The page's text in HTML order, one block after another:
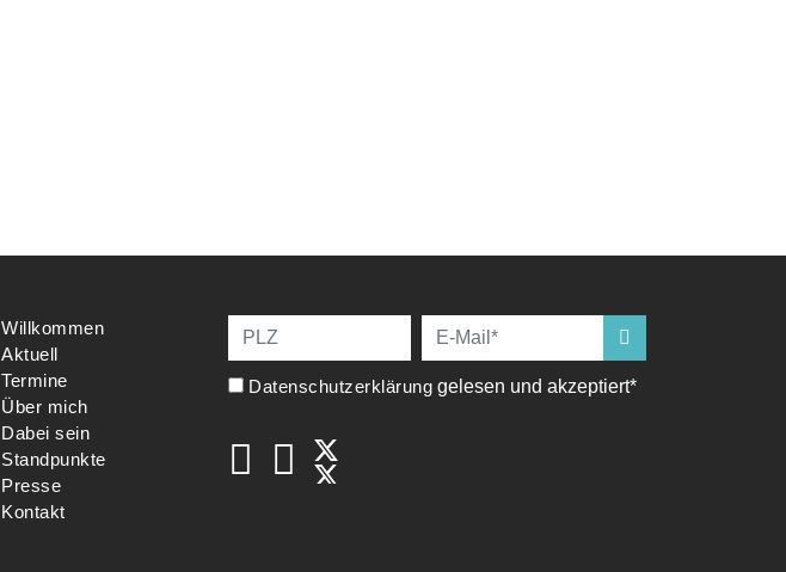
Willkommen
Aktuell
Termine
Über mich
Dabei sein
Standpunkte
Presse
Kontakt
Datenschutzerklärung gelesen und akzeptiert*